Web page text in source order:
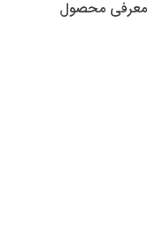
معرفی محصول